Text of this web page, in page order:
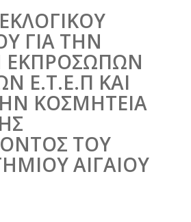
ΓΙΑ ΤΗΝ
ΕΚΠΡΟΣΩΠΩΝ
Ε.Τ.Ε.Π ΚΑΙ
ΚΟΣΜΗΤΕΙΑ
ΤΟΥ
ΑΙΓΑΙΟΥ